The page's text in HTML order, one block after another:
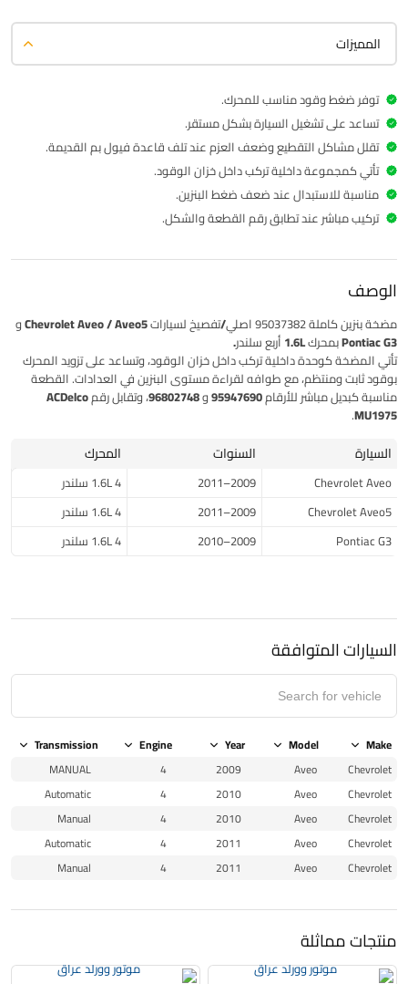
المميزات
توفر ضغط وقود مناسب للمحرك.
تساعد على تشغيل السيارة بشكل مستقر.
تقلل مشاكل التقطيع وضعف العزم عند تلف قاعدة فيول بم القديمة.
تأتي كمجموعة داخلية تركب داخل خزان الوقود.
مناسبة للاستبدال عند ضعف ضغط البنزين.
تركيب مباشر عند تطابق رقم القطعة والشكل.
الوصف
مضخة بنزين كاملة اصلي/تفصيخلسيارات
Chevrolet Aveo / Aveo5 و
Pontiac G3 بمحرك 1.6L أربع سلندر.
تأتي المضخة كوحدة داخلية تركب داخل خزان الوقود، وتساعد على تزويد المحرك
بوقود ثابت ومنتظم، مع طوافه لقراءة مستوى البنزين في العدادات. القطعة
مناسبة كبديل مباشر للأرقام95947690و96802748، وتقابل رقمACDelco
MU1975
.
السيارة السنوات المحرك
Chevrolet Aveo
2009–2011
1.6L 4 سلندر
Chevrolet Aveo5
2009–2011
1.6L 4 سلندر
Pontiac G3
2009–2010 1.6L 4 سلندر
السيارات المتوافقة
Make
Model
Year
Engine
Transmission
Chevrolet
Aveo
2009
4
MANUAL
Chevrolet
Aveo
2010
4
Automatic
Chevrolet
Aveo
2010
4
Manual
Chevrolet
Aveo
2011
4
Automatic
Chevrolet
Aveo
2011
4
Manual
منتجات مماثلة